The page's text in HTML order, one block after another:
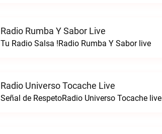
Radio Rumba Y Sabor Live
Tu Radio Salsa !Radio Rumba Y Sabor live
Radio Universo Tocache Live
Señal de RespetoRadio Universo Tocache live